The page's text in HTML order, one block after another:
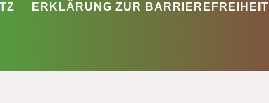
ERKLÄRUNG ZUR BARRIEREFREIHEIT